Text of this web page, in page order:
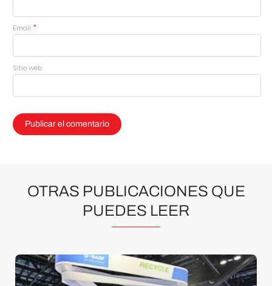
Email *
Sitio web
OTRAS PUBLICACIONES QUE
PUEDES LEER